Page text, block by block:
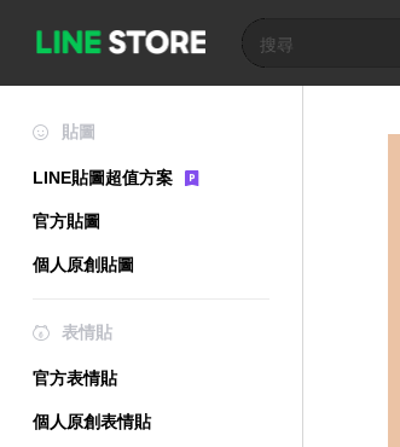
貼圖
LINE貼圖超值方案
官方貼圖
個人原創貼圖
表情貼
官方表情貼
個人原創表情貼